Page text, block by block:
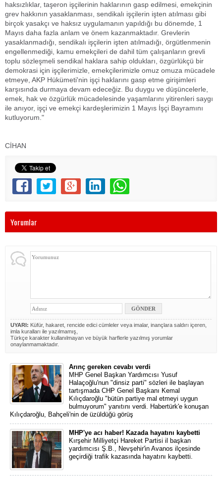
haksızlıklar, taşeron işçilerinin haklarının gasp edilmesi, emekçinin
grev hakkının yasaklanması, sendikalı işçilerin işten atılması gibi
birçok yasakçı ve haksız uygulamanın yapıldığı bu dönemde, 1
Mayıs daha fazla anlam ve önem kazanmaktadır. Grevlerin
yasaklanmadığı, sendikalı işçilerin işten atılmadığı, örgütlenmenin
engellenmediği, kamu emekçileri de dahil tüm çalışanların grevli
toplu sözleşmeli sendikal haklara sahip oldukları, özgürlükçü bir
demokrasi için işçilerimizle, emekçilerimizle omuz omuza mücadele
etmeye, AKP Hükümeti'nin işçi haklarını gasp etme girişimleri
karşısında durmaya devam edeceğiz. Bu duygu ve düşüncelerle,
emek, hak ve özgürlük mücadelesinde yaşamlarını yitirenleri saygı
ile anıyor, işçi ve emekçi kardeşlerimizin 1 Mayıs İşçi Bayramını
kutluyorum."
CİHAN
Yorumlar
UYARI: Küfür, hakaret, rencide edici cümleler veya imalar, inançlara saldırı içeren,
imla kuralları ile yazılmamış,
Türkçe karakter kullanılmayan ve büyük harflerle yazılmış yorumlar
onaylanmamaktadır.
Arınç gereken cevabı verdi
MHP Genel Başkan Yardımcısı Yusuf
Halaçoğlu'nun "dinsiz parti" sözleri ile başlayan
tartışmada CHP Genel Başkanı Kemal
Kılıçdaroğlu "bütün partiye mal etmeyi uygun
bulmuyorum" yanıtını verdi. Habertürk'e konuşan
Kılıçdaroğlu, Bahçeli'nin de üzüldüğü görüş
MHP'ye acı haber! Kazada hayatını kaybetti
Kırşehir Milliyetçi Hareket Partisi il başkan
yardımcısı Ş.B., Nevşehir'in Avanos ilçesinde
geçirdiği trafik kazasında hayatını kaybetti.